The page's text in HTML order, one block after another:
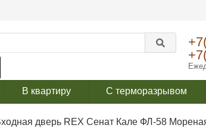
В квартиру С терморазрывом
дверь REX Сенат Кале ФЛ-58